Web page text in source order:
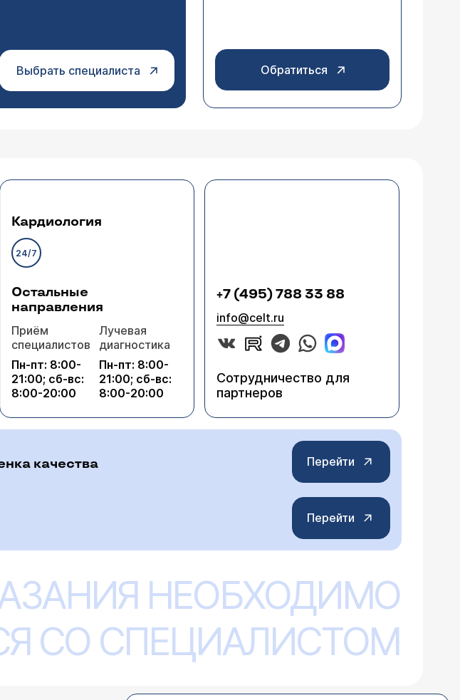
Выбрать специалиста Обратиться
Кардиология
24/7
Остальные
направления
Приём
специалистов
Пн-пт: 8:00-
21:00; сб-вс:
8:00-20:00
Лучевая
диагностика
Пн-пт: 8:00-
21:00; сб-вс:
8:00-20:00
+7 (495) 788 33 88
info@celt.ru
Сотрудничество для
партнеров
качества Перейти
Перейти
НЕОБХОДИМО
СО СПЕЦИАЛИСТОМ